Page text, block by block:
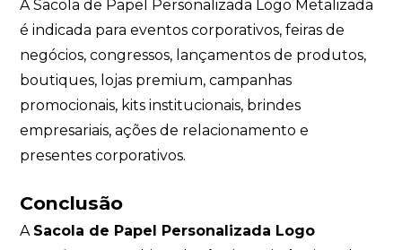
A Sacola de Papel Personalizada Logo Metalizada
é indicada para eventos corporativos, feiras de
negócios, congressos, lançamentos de produtos,
boutiques, lojas premium, campanhas
promocionais, kits institucionais, brindes
empresariais, ações de relacionamento e
presentes corporativos.
Conclusão
A Sacola de Papel Personalizada Logo